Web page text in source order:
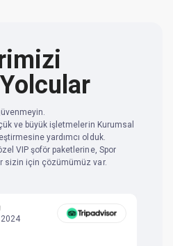
ve büyük işletmelerin Kurumsal
yardımcı olduk.
VIP şoför paketlerine, Spor
sizin için çözümümüz var.